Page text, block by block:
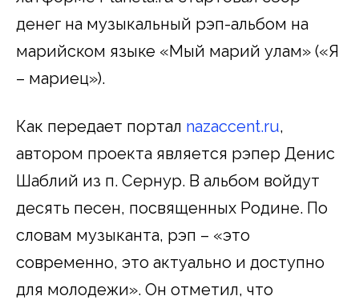
денег на музыкальный рэп-альбом на
марийском языке «Мый марий улам» («Я
– мариец»).
Как передает портал nazaccent.ru,
автором проекта является рэпер Денис
Шаблий из п. Сернур. В альбом войдут
десять песен, посвященных Родине. По
словам музыканта, рэп – «это
современно, это актуально и доступно
для молодежи». Он отметил, что